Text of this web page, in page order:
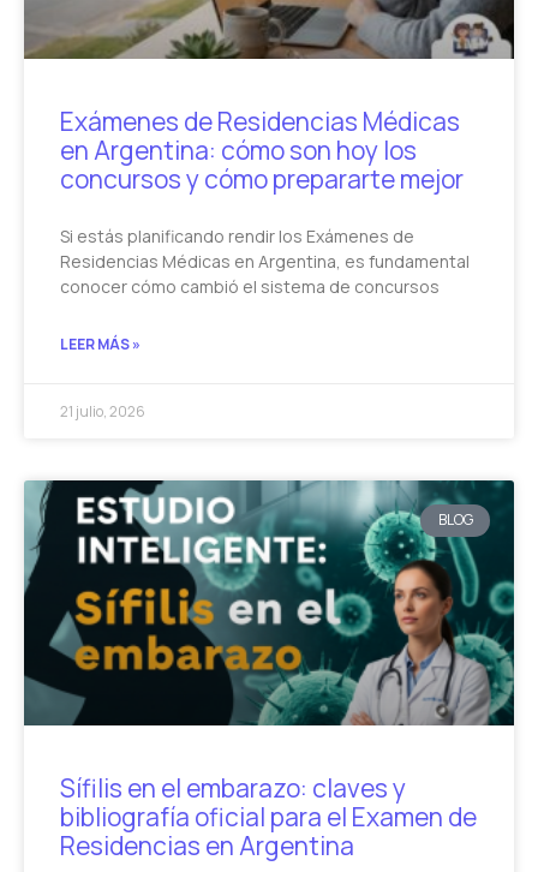
Exámenes de Residencias Médicas
en Argentina: cómo son hoy los
concursos y cómo prepararte mejor
Si estás planificando rendir los Exámenes de
Residencias Médicas en Argentina, es fundamental
conocer cómo cambió el sistema de concursos
LEER MÁS »
21 julio, 2026
BLOG
Sífilis en el embarazo: claves y
bibliografía oficial para el Examen de
Residencias en Argentina